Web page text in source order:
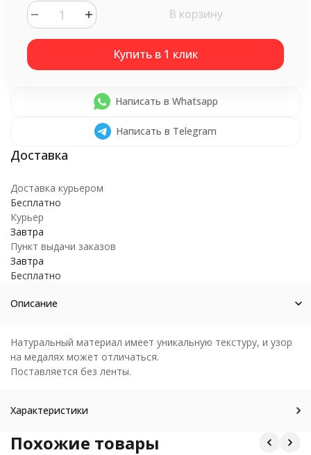
В корзину
Написать в Whatsapp
Написать в Telegram
Доставка курьером
Бесплатно
Курьер
Завтра
Пункт выдачи заказов
Завтра
Бесплатно
Описание
Натуральный материал имеет уникальную текстуру, и узор
на медалях может отличаться.
Поставляется без ленты.
Характеристики
Похожие товары